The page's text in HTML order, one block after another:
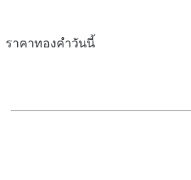
ราคาทองคำวันนี้